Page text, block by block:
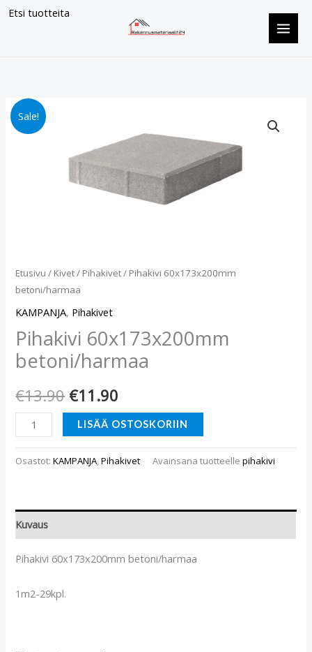
Etsi tuotteita
Siirry
Sale!
Etusivu / Kivet/ Pihakivet/ Pihakivi 60x173x200mm
betoni/harmaa
KAMPANJA, Pihakivet
Pihakivi 60x173x200mm
betoni/harmaa
€13.90
hinta
oli:
€13.90.
€11.90
hinta
on:
€11.90.
Pihakivi
60x173x200mm
betoni/harmaa
LISÄÄ OSTOSKORIIN
Osastot:KAMPANJA,Pihakivet Avainsana tuotteellepihakivi
Kuvaus
Pihakivi 60x173x200mm betoni/harmaa
1m2-29kpl.